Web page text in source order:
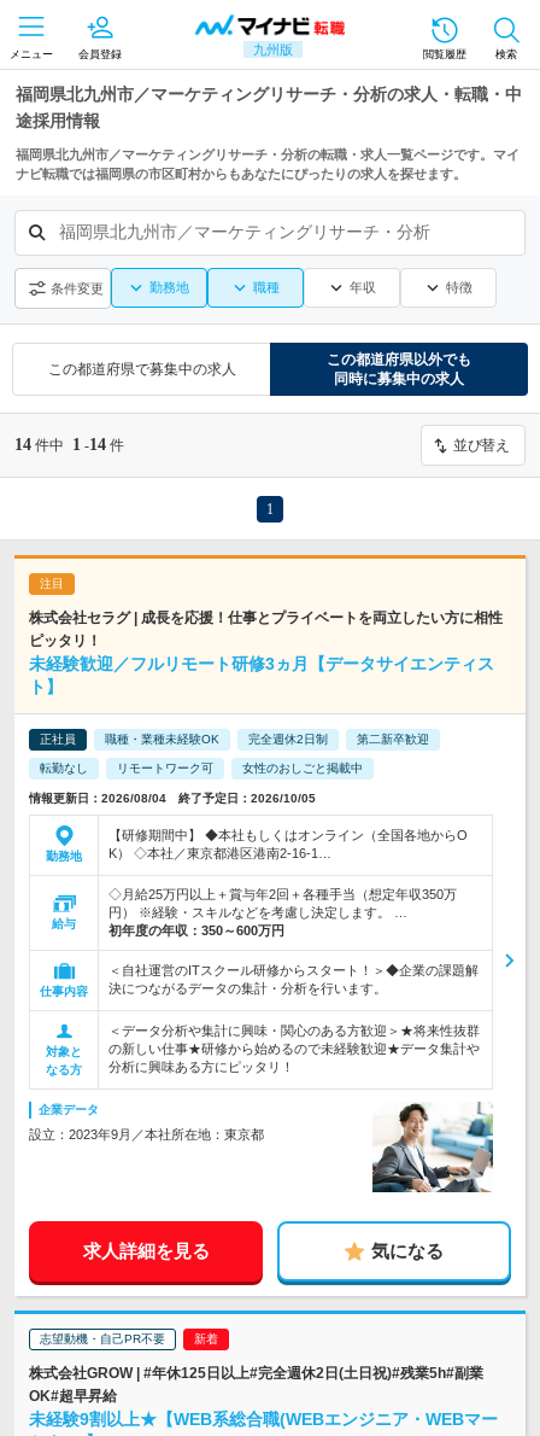
九州版
メニュー 会員登録 閲覧履歴 検索
福岡県北九州市／マーケティングリサーチ・分析の求人・転職・中
途採用情報
福岡県北九州市／マーケティングリサーチ・分析の転職・求人一覧ページです。マイ
ナビ転職では福岡県の市区町村からもあなたにぴったりの求人を探せます。
福岡県北九州市／マーケティングリサーチ・分析
条件変更 勤務地 職種 年収 特徴
この都道府県で募集中の求人
この都道府県以外でも
同時に募集中の求人
14 件中 1 -14 件 並び替え
1
株式会社セラグ | 成長を応援！仕事とプライベートを両立したい方に相性
ピッタリ！
未経験歓迎／フルリモート研修3ヵ月【データサイエンティス
ト】
正社員 職種・業種未経験OK 完全週休2日制 第二新卒歓迎
転勤なし リモートワーク可 女性のおしごと掲載中
情報更新日：2026/08/04 終了予定日：2026/10/05
勤務地
【研修期間中】 ◆本社もしくはオンライン（全国各地からO
K） ◇本社／東京都港区港南2-16-1…
給与
◇月給25万円以上＋賞与年2回＋各種手当（想定年収350万
円） ※経験・スキルなどを考慮し決定します。 …
初年度の年収： 350～600万円
仕事内容
＜自社運営のITスクール研修からスタート！＞◆企業の課題解
決につながるデータの集計・分析を行います。
対象と
なる方
＜データ分析や集計に興味・関心のある方歓迎＞★将来性抜群
の新しい仕事★研修から始めるので未経験歓迎★データ集計や
分析に興味ある方にピッタリ！
企業データ
設立：2023年9月／本社所在地：東京都
求人詳細を見る 気になる
志望動機・自己PR不要
株式会社GROW | #年休125日以上#完全週休2日(土日祝)#残業5h#副業
OK#超早昇給
未経験9割以上★【WEB系総合職(WEBエンジニア・WEBマー